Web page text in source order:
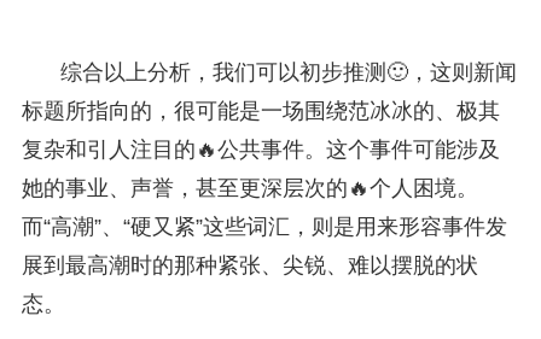
综合以上分析，我们可以初步推测🙂，这则新闻
标题所指向的，很可能是一场围绕范冰冰的、极其
复杂和引人注目的🔥公共事件。这个事件可能涉及
她的事业、声誉，甚至更深层次的🔥个人困境。
而“高潮”、“硬又紧”这些词汇，则是用来形容事件发
展到最高潮时的那种紧张、尖锐、难以摆脱的状
态。